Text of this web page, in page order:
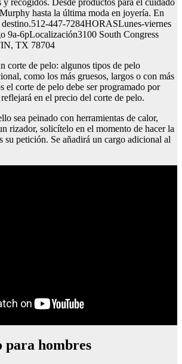
y recogidos. Desde productos para el cuidado
hasta la última moda en joyería. En
destino.512-447-7284HORASLunes-viernes
9a-6pLocalización3100 South Congress
TX 78704
corte de pelo: algunos tipos de pelo
como los más gruesos, largos o con más
el corte de pelo debe ser programado por
en el precio del corte de pelo.
sea peinado con herramientas de calor,
rizador, solicítelo en el momento de hacer la
su petición. Se añadirá un cargo adicional al
para hombres